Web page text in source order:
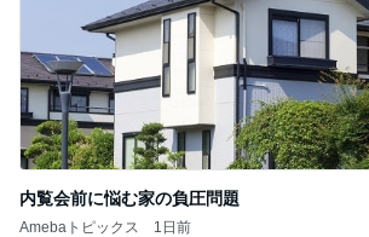
内覧会前に悩む家の負圧問題
Amebaトピックス 1日前